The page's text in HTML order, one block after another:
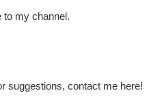
to my channel.
suggestions, contact me here!